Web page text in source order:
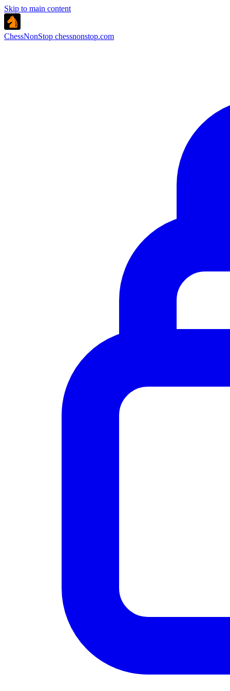
Skip to main content
ChessNonStop chessnonstop.com